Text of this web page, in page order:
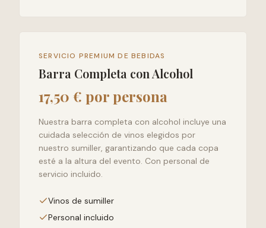
SERVICIO PREMIUM DE BEBIDAS
Barra Completa con Alcohol
17,50 € por persona
Nuestra barra completa con alcohol incluye una
cuidada selección de vinos elegidos por
nuestro sumiller, garantizando que cada copa
esté a la altura del evento. Con personal de
servicio incluido.
Vinos de sumiller
Personal incluido